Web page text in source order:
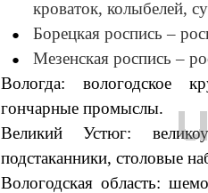
кроваток, колыбелей,
Борецкая роспись ‒
Мезенская роспись ‒
Вологда: вологодское
гончарные промыслы.
Великий Устюг:
подстаканники, столовые
Вологодская область: